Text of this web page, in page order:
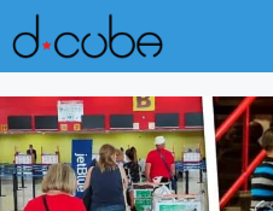
Skip
to
content